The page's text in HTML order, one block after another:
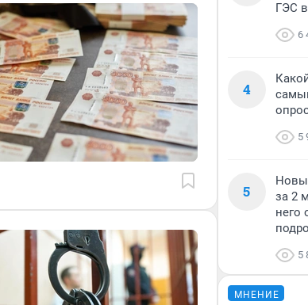
ГЭС
6
4
5
5
за 2
него
5
МНЕНИЕ